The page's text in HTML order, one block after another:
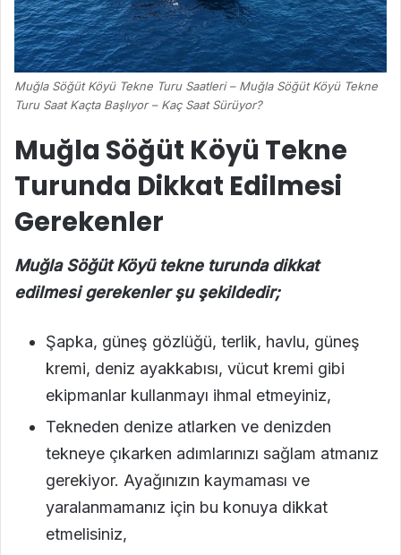
Muğla Söğüt Köyü Tekne Turu Saatleri – Muğla Söğüt Köyü Tekne
Turu Saat Kaçta Başlıyor – Kaç Saat Sürüyor?
Muğla Söğüt Köyü Tekne
Turunda Dikkat Edilmesi
Gerekenler
Muğla Söğüt Köyü tekne turunda dikkat
edilmesi gerekenler şu şekildedir;
Şapka, güneş gözlüğü, terlik, havlu, güneş
kremi, deniz ayakkabısı, vücut kremi gibi
ekipmanlar kullanmayı ihmal etmeyiniz,
Tekneden denize atlarken ve denizden
tekneye çıkarken adımlarınızı sağlam atmanız
gerekiyor. Ayağınızın kaymaması ve
yaralanmamanız için bu konuya dikkat
etmelisiniz,